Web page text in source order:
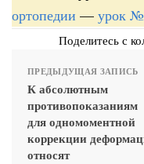
ортопедии — урок
Поделитесь с
ПРЕДЫДУЩАЯ ЗАПИСЬ
К абсолютным
противопоказаниям
для одномоментной
коррекции
относят